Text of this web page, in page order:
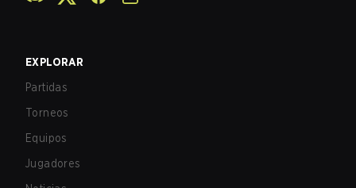
EXPLORAR
Partidas
Torneos
Equipos
Jugadores